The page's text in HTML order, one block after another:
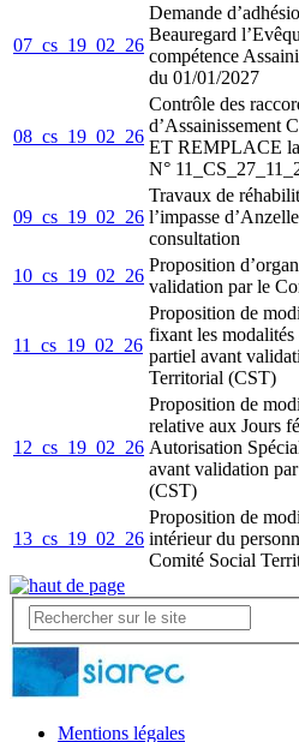
07_cs_19_02_26
Demande
Beauregard
compétence
du 01/01/2027
08_cs_19_02_26
Contrôle des
d’Assainissement
ET REMPLACE
N°
09_cs_19_02_26
Travaux de
l’impasse
consultation
10_cs_19_02_26
Proposition
validation par le
11_cs_19_02_26
Proposition de
fixant les modalités
partiel avant
Territorial (CST)
12_cs_19_02_26
Proposition de
relative aux Jours
Autorisation
avant validation
(CST)
13_cs_19_02_26
Proposition de
intérieur du
Comité Social
Mentions légales